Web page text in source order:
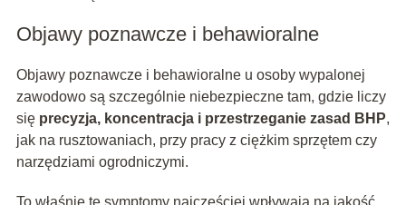
Objawy poznawcze i behawioralne
Objawy poznawcze i behawioralne u osoby wypalonej
zawodowo są szczególnie niebezpieczne tam, gdzie liczy
się precyzja, koncentracja i przestrzeganie zasad BHP,
jak na rusztowaniach, przy pracy z ciężkim sprzętem czy
narzędziami ogrodniczymi.